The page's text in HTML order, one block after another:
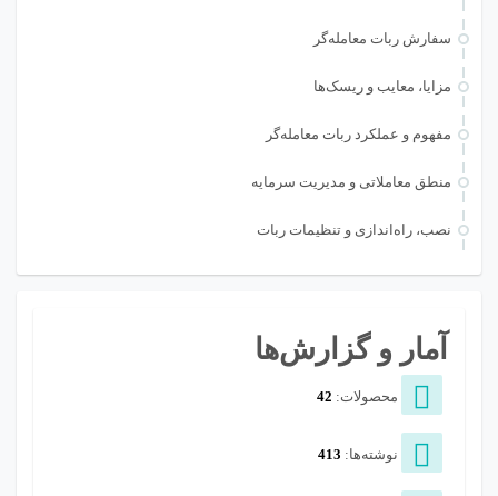
سفارش ربات معامله‌گر
مزایا، معایب و ریسک‌ها
مفهوم و عملکرد ربات معامله‌گر
منطق معاملاتی و مدیریت سرمایه
نصب، راه‌اندازی و تنظیمات ربات
آمار و گزارش‌ها
محصولات: 42
نوشته‌ها: 413